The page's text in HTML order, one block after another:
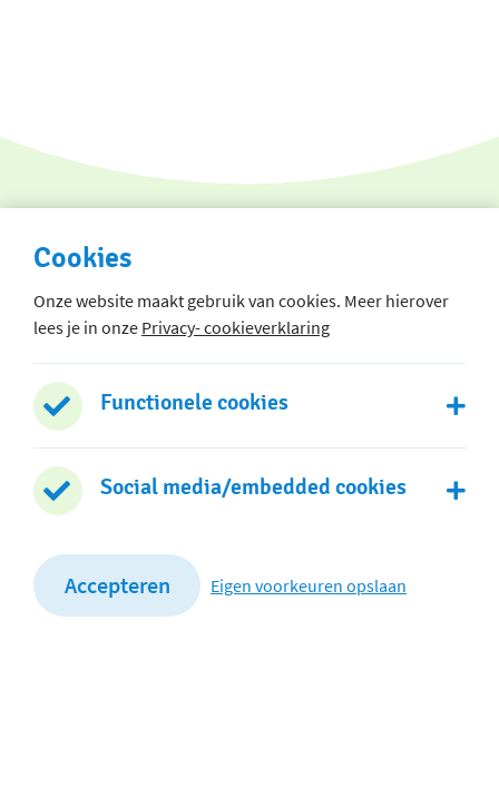
Hoofdgebouw
Lauraplein 1
2406 BB Alphen aan den Rijn
0172 - 474 130
Dependance
Nicolaas Beetsstraat 1a
Cookies
Onze website maakt gebruik van cookies. Meer hierover
lees je in onze Privacy- cookieverklaring
Functionele cookies
Social media/embedded cookies
Accepteren Eigen voorkeuren opslaan